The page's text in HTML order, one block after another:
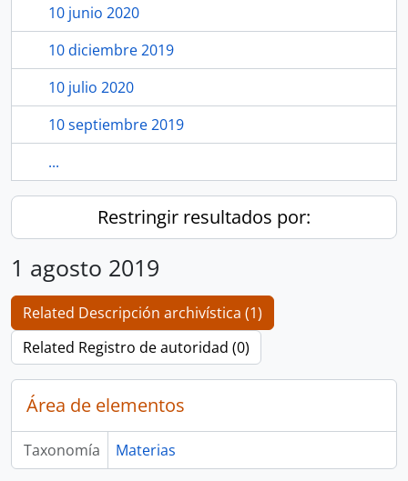
10 junio 2020
10 diciembre 2019
10 julio 2020
10 septiembre 2019
...
Restringir resultados por:
1 agosto 2019
Related Descripción archivística (1)
Related Registro de autoridad (0)
Área de elementos
Taxonomía Materias